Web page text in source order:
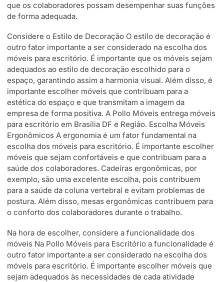
que os colaboradores possam desempenhar suas funções
de forma adequada.
Considere o Estilo de Decoração O estilo de decoração é
outro fator importante a ser considerado na escolha dos
móveis para escritório. É importante que os móveis sejam
adequados ao estilo de decoração escolhido para o
espaço, garantindo assim a harmonia visual. Além disso, é
importante escolher móveis que contribuam para a
estética do espaço e que transmitam a imagem da
empresa de forma positiva. A Pollo Móveis entrega móveis
para escritório em Brasília DF e Região. Escolha Móveis
Ergonômicos A ergonomia é um fator fundamental na
escolha dos móveis para escritório. É importante escolher
móveis que sejam confortáveis e que contribuam para a
saúde dos colaboradores. Cadeiras ergonômicas, por
exemplo, são uma excelente escolha, pois contribuem
para a saúde da coluna vertebral e evitam problemas de
postura. Além disso, mesas ergonômicas contribuem para
o conforto dos colaboradores durante o trabalho.
Na hora de escolher, considere a funcionalidade dos
móveis Na Pollo Móveis para Escritório a funcionalidade é
outro fator importante a ser considerado na escolha dos
móveis para escritório. É importante escolher móveis que
sejam adequados às necessidades de cada atividade